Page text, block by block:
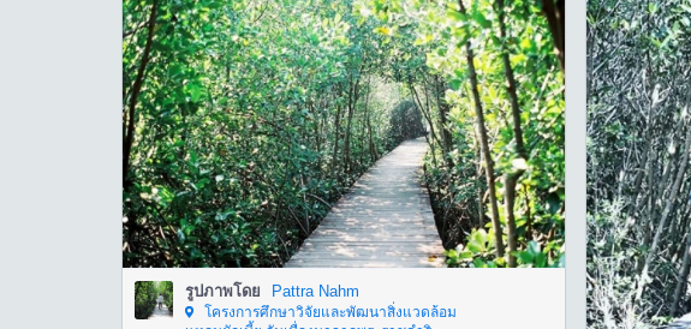
รูปภาพโดย Pattra Nahm
โครงการศึกษาวิจัยและพัฒนาสิ่งแวดล้อม